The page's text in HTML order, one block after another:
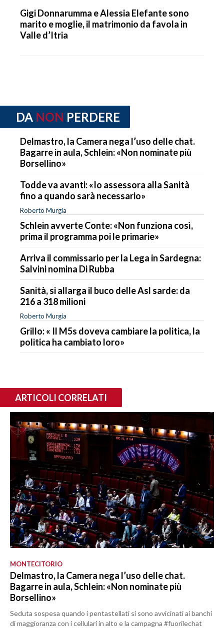
Gigi Donnarumma e Alessia Elefante sono
marito e moglie, il matrimonio da favola in
Valle d’Itria
DA NON PERDERE
Delmastro, la Camera nega l’uso delle chat.
Bagarre in aula, Schlein: «Non nominate più
Borsellino»
Todde va avanti: «Io assessora alla Sanità
fino a quando sarà necessario»
Roberto Murgia
Schlein avverte Conte: «Non funziona così,
prima il programma poi le primarie»
Arriva il commissario per la Lega in Sardegna:
Salvini nomina Di Rubba
Sanità, si allarga il buco delle Asl sarde: da
216 a 318 milioni
Roberto Murgia
Grillo: « Il M5s doveva cambiare la politica, la
politica ha cambiato loro»
ARTICOLI CORRELATI
MONTECITORIO
Delmastro, la Camera nega l’uso delle chat.
Bagarre in aula, Schlein: «Non nominate più
Borsellino»
Seduta sospesa quando i pentastellati si sono avvicinati ai banchi
di maggioranza con i cellulari in alto e la campagna #fuorilechat